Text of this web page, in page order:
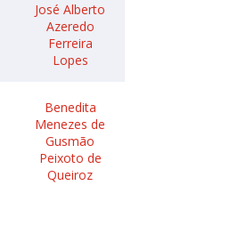
José Alberto
Azeredo
Ferreira
Lopes
Benedita
Menezes de
Gusmão
Peixoto de
Queiroz